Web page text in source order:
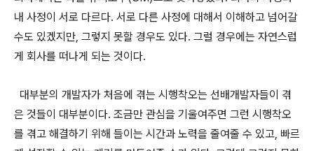
내 사정이 서로 다르다. 서로 다른 사정에 대해서 이해하고 넘어갈
수도 있겠지만, 그렇지 못할 경우도 있다. 그럴 경우에는 자연스럽
게 회사를 떠나게 되는 것이다.
대부분의 개발자가 처음에 겪는 시행착오는 선배개발자들이 겪
은 것들이 대부분이다. 조금만 관심을 기울여주면 그런 시행착오
를 겪고 해결하기 위해 들이는 시간과 노력을 줄여줄 수 있고, 빠르